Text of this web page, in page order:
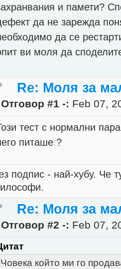
и памети?
да не зарежда
да се
ви моля да
Re: Моля за
Отговор #1 -: Feb 07,
тест с нормални
питаше ?
подпис - най-хубу. Че
Re: Моля за
Отговор #2 -: Feb 07,
Човека който ми го